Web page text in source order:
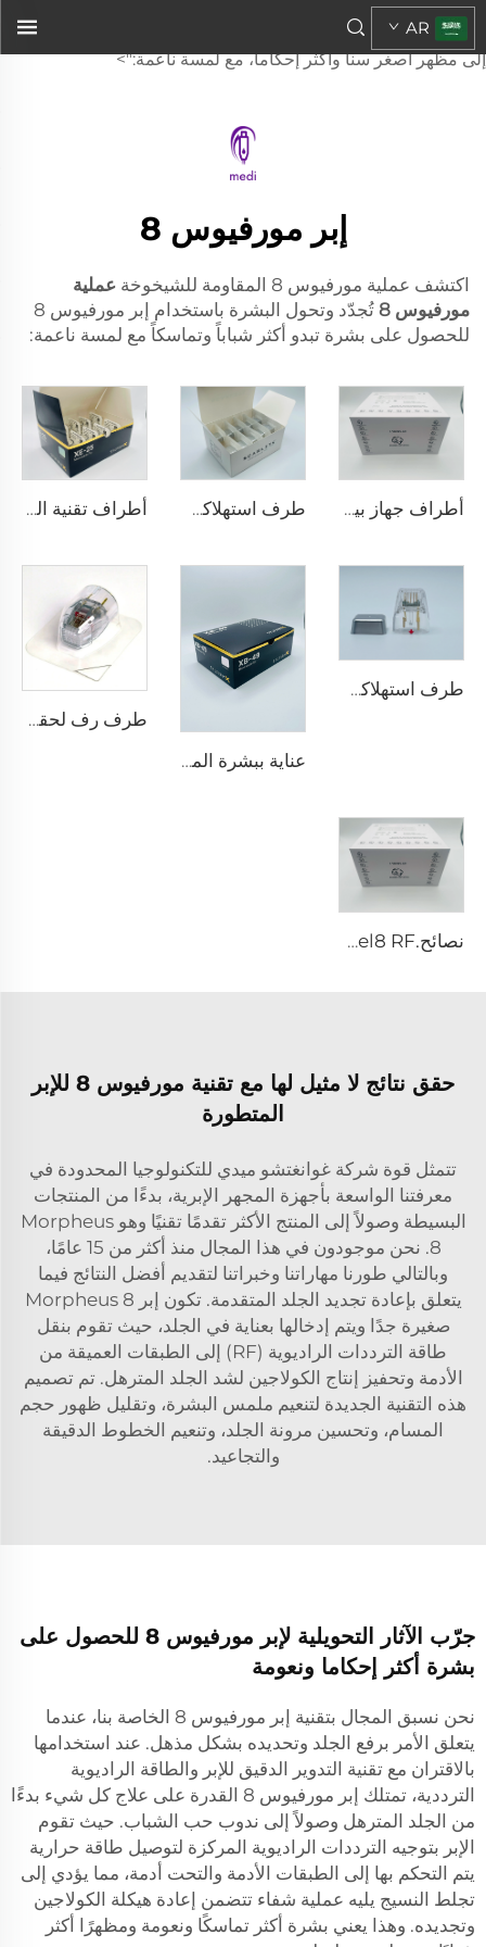
مورفيوس ٨
المُجدِّدة التي تقاوم علامات التقدُّم في السن، وتحول مظهر بشرتك
إلى مظهر أصغر سناً وأكثر إحكاماً، مع لمسة ناعمة:">
AR
إبر مورفيوس 8
اكتشف عملية مورفيوس 8 المقاومة للشيخوخة
عملية
مورفيوس 8
تُجدّد وتحول البشرة باستخدام إبر مورفيوس 8
للحصول على بشرة تبدو أكثر شباباً وتماسكاً مع لمسة ناعمة:
أطراف جهاز بيكسل 8 آر إف روهير التجميلية 25 49 64 طرف استهلاكي قطب ثنائي لجهاز سكارليت S للميكرونيدلينغ بالرف، 25 دبوسًا أطراف تقنية المايكرونيدلينج مع الراديو تردد سيلفيروم XE-25
طرف استهلاكي قطب ثنائي لجهاز سكارليت S للميكرونيدلينغ بالرف، 25 دبوسًا
عناية ببشرة الميكرونيدلينغ بالرف مع أطراف سيلفيروم X XB-49
طرف رف لحقن الميكرونيدلينغ سيلفيروم X خرطوشة سيلفيروم X XE-25 من فيول
نصائح.pixel8 RF
حقق نتائج لا مثيل لها مع تقنية مورفيوس 8 للإبر
المتطورة
تتمثل قوة شركة غوانغتشو ميدي للتكنولوجيا المحدودة في
معرفتنا الواسعة بأجهزة المجهر الإبرية، بدءًا من المنتجات
البسيطة وصولاً إلى المنتج الأكثر تقدمًا تقنيًا وهو Morpheus
8. نحن موجودون في هذا المجال منذ أكثر من 15 عامًا،
وبالتالي طورنا مهاراتنا وخبراتنا لتقديم أفضل النتائج فيما
يتعلق بإعادة تجديد الجلد المتقدمة. تكون إبر Morpheus 8
صغيرة جدًا ويتم إدخالها بعناية في الجلد، حيث تقوم بنقل
طاقة الترددات الراديوية (RF) إلى الطبقات العميقة من
الأدمة وتحفيز إنتاج الكولاجين لشد الجلد المترهل. تم تصميم
هذه التقنية الجديدة لتنعيم ملمس البشرة، وتقليل ظهور حجم
المسام، وتحسين مرونة الجلد، وتنعيم الخطوط الدقيقة
والتجاعيد.
جرّب الآثار التحويلية لإبر مورفيوس 8 للحصول على
بشرة أكثر إحكاما ونعومة
نحن نسبق المجال بتقنية إبر مورفيوس 8 الخاصة بنا، عندما
يتعلق الأمر برفع الجلد وتحديده بشكل مذهل. عند استخدامها
بالاقتران مع تقنية التدوير الدقيق للإبر والطاقة الراديوية
الترددية، تمتلك إبر مورفيوس 8 القدرة على علاج كل شيء بدءًا
من الجلد المترهل وصولاً إلى ندوب حب الشباب. حيث تقوم
الإبر بتوجيه الترددات الراديوية المركزة لتوصيل طاقة حرارية
يتم التحكم بها إلى الطبقات الأدمة والتحت أدمة، مما يؤدي إلى
تجلط النسيج يليه عملية شفاء تتضمن إعادة هيكلة الكولاجين
وتجديده. وهذا يعني بشرة أكثر تماسكًا ونعومة ومظهرًا أكثر